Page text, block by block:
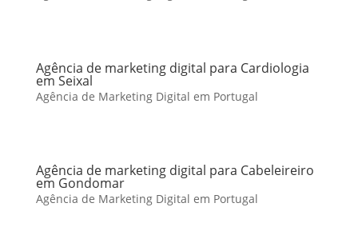
Agência de marketing digital para Cardiologia
em Seixal
Agência de Marketing Digital em Portugal
Agência de marketing digital para Cabeleireiro
em Gondomar
Agência de Marketing Digital em Portugal